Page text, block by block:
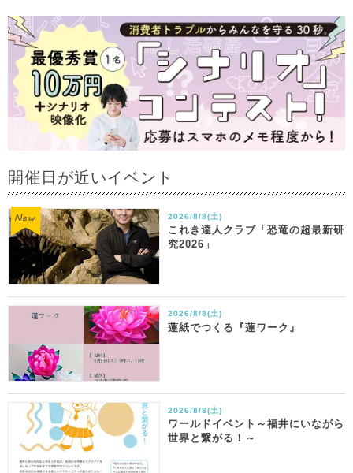
開催日が近いイベント
2026/8/8(土)
これき達人クラブ「恐竜の超最新研
究2026」
2026/8/8(土)
蓮紙でつくる『蓮ワーク』
2026/8/8(土)
ワールドイベント～福井にいながら
世界と繋がる！～